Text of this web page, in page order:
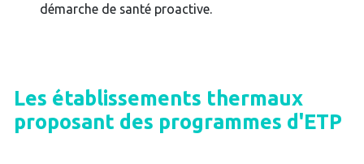
démarche de santé proactive.
Les établissements thermaux
proposant des programmes d'ETP